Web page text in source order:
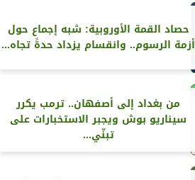
حصاد القمة الأوروبية: شبه إجماع حول
أزمة الرسوم.. وانقسام يزداد حدةً تجاه...
من بغداد إلى أصفهان.. ترمب يكرر
سيناريو بوش ويجبر الاستخبارات على
تبنّي...